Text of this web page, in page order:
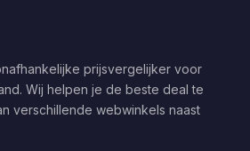
prijsvergelijker voor
Wij helpen je de beste deal te
verschillende webwinkels naast